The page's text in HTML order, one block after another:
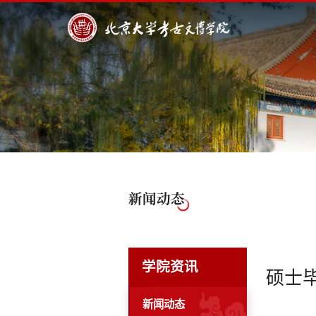
新闻动态
学院资讯
新闻动态
硕士